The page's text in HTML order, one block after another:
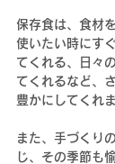
保存食は、食材
使いたい時にす
てくれる、日々
てくれるなど、
豊かにしてくれま
また、手づくり
じ、その季節も